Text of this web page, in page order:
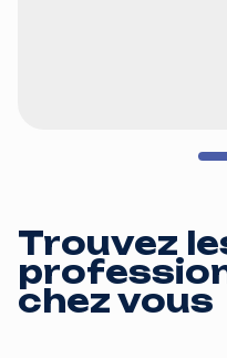
Trouvez
chez vous